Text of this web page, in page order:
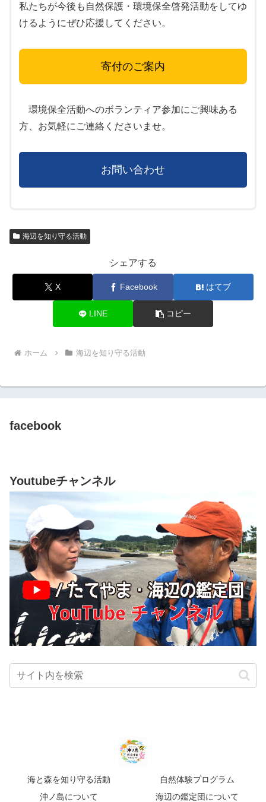
私たちが今後も自然保護・環境保全啓発活動をしてゆ
けるようにぜひ応援してください。
寄付のご案内
環境保全活動へのボランティア参加にご興味ある
方、お気軽にご連絡くださいませ。
お問い合わせ
海辺を知り守る活動
シェアする
X Facebook はてブ
LINE コピー
ホーム 海辺を知り守る活動
facebook
Youtubeチャンネル
海と森を知り守る活動
自然体験プログラム
沖ノ島について
海辺の鑑定団について